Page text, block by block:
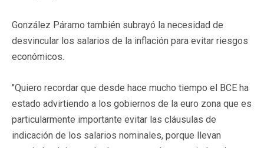
González Páramo también subrayó la necesidad de
desvincular los salarios de la inflación para evitar riesgos
económicos.
"Quiero recordar que desde hace mucho tiempo el BCE ha
estado advirtiendo a los gobiernos de la euro zona que es
particularmente importante evitar las cláusulas de
indicación de los salarios nominales, porque llevan